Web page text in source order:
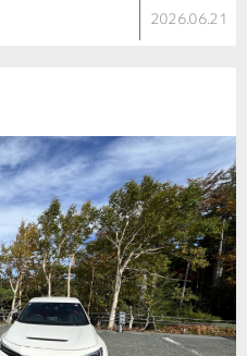
2026.06.21